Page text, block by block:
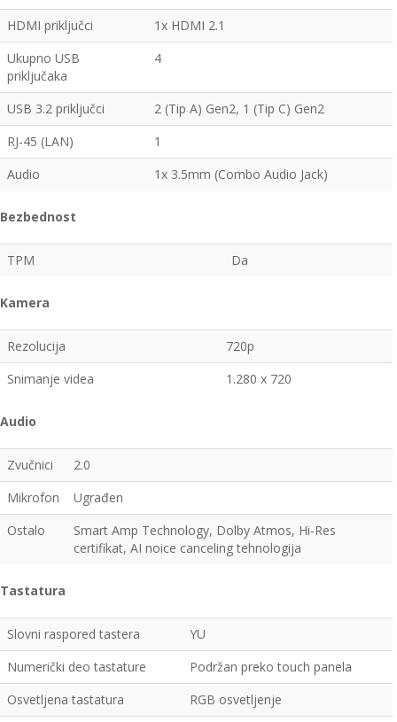
HDMI priključci
1x HDMI 2.1
Ukupno USB
priključaka
4
USB 3.2 priključci
2 (Tip A) Gen2, 1 (Tip C) Gen2
RJ-45 (LAN)
1
Audio
1x 3.5mm (Combo Audio Jack)
Bezbednost
TPM Da
Kamera
Rezolucija
720p
Snimanje videa
1.280 x 720
Audio
Zvučnici
2.0
Mikrofon
Ugrađen
Ostalo
Smart Amp Technology, Dolby Atmos, Hi-Res
certifikat, AI noice canceling tehnologija
Tastatura
Slovni raspored tastera
YU
Numerički deo tastature
Podržan preko touch panela
Osvetljena tastatura
RGB osvetljenje